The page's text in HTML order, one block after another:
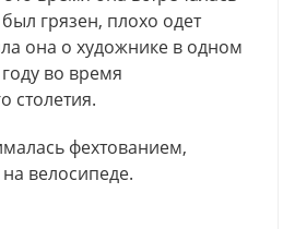
грязен, плохо одет
она о художнике в одном
во время
столетия.
фехтованием,
велосипеде.